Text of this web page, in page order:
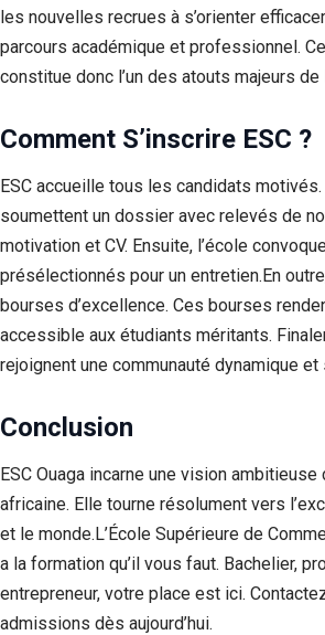
les nouvelles recrues à s’orienter
parcours académique et professionnel.
constitue donc l’un des atouts majeurs de
Comment S’inscrire ESC ?
ESC accueille tous les candidats
soumettent un dossier avec relevés de
motivation et CV. Ensuite, l’école
présélectionnés pour un entretien.En
bourses d’excellence. Ces bourses
accessible aux étudiants méritants.
rejoignent une communauté dynamique et
Conclusion
ESC Ouaga incarne une vision ambitieuse
africaine. Elle tourne résolument vers
et le monde.L’École Supérieure de
a la formation qu’il vous faut. Bachelier,
entrepreneur, votre place est ici.
admissions dès aujourd’hui.